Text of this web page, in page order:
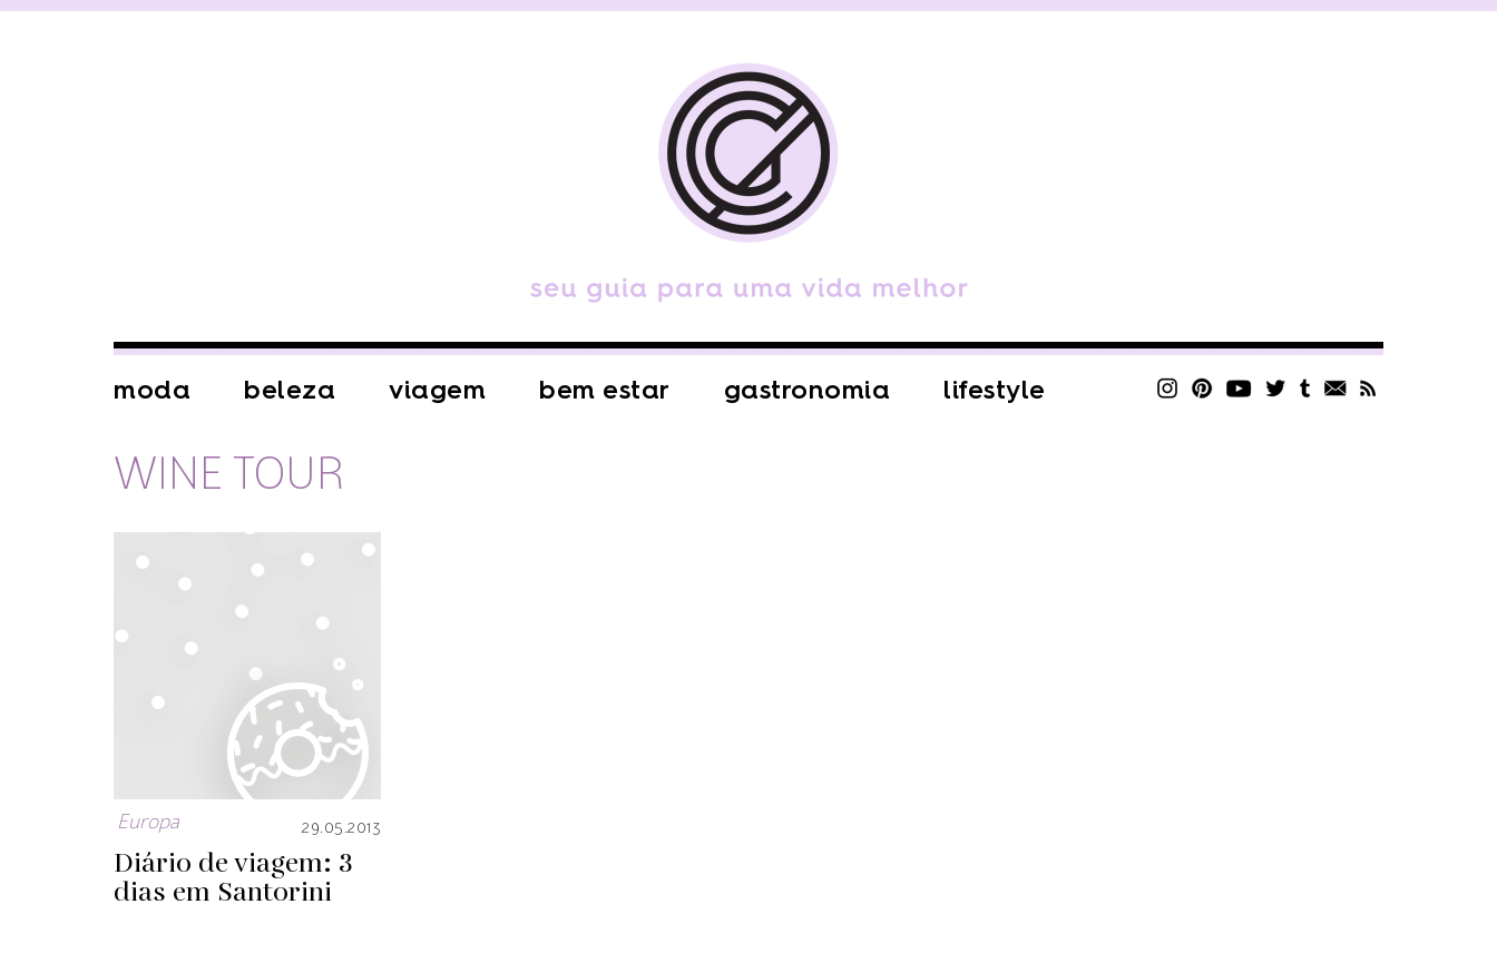
moda beleza viagem bem estar gastronomia lifestyle
WINE TOUR
Europa 29.05.2013
Diário de viagem: 3
dias em Santorini